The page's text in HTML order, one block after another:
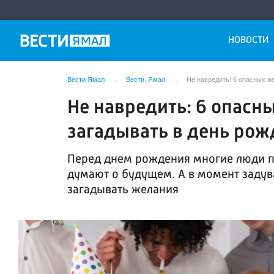
НОВОСТИ
Вести Ямал Вести. Ямал Не навредить: 6 опасных
Не навредить: 6
загадывать в день
Перед днем рождения многие люди
думают о будущем. А в момент
загадывать желания